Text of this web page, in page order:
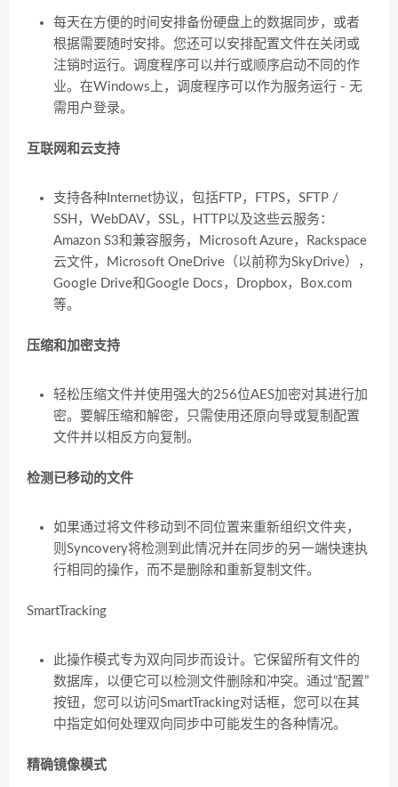
每天在方便的时间安排备份硬盘上的数据同步，或者
根据需要随时安排。您还可以安排配置文件在关闭或
注销时运行。调度程序可以并行或顺序启动不同的作
业。在Windows上，调度程序可以作为服务运行 - 无
需用户登录。
互联网和云支持
支持各种Internet协议，包括FTP，FTPS，SFTP /
SSH，WebDAV，SSL，HTTP以及这些云服务：
Amazon S3和兼容服务，Microsoft Azure，Rackspace
云文件，Microsoft OneDrive（以前称为SkyDrive），
Google Drive和Google Docs，Dropbox，Box.com
等。
压缩和加密支持
轻松压缩文件并使用强大的256位AES加密对其进行加
密。要解压缩和解密，只需使用还原向导或复制配置
文件并以相反方向复制。
检测已移动的文件
如果通过将文件移动到不同位置来重新组织文件夹，
则Syncovery将检测到此情况并在同步的另一端快速执
行相同的操作，而不是删除和重新复制文件。
SmartTracking
此操作模式专为双向同步而设计。它保留所有文件的
数据库，以便它可以检测文件删除和冲突。通过“配置”
按钮，您可以访问SmartTracking对话框，您可以在其
中指定如何处理双向同步中可能发生的各种情况。
精确镜像模式